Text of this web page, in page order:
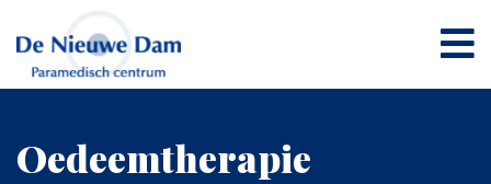
Oedeemtherapie